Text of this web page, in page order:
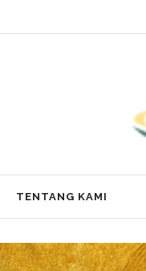
TENTANG KAMI